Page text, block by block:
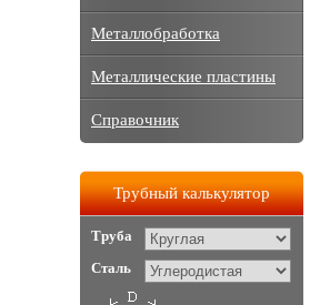
Металлобработка
Металлические пластины
Справочник
Трубный калькулятор
Труба
Сталь